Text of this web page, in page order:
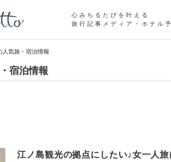
心みちるたびを叶える
旅行記事メディア・ホテル
人気旅・宿泊情報
宿泊情報
江ノ島観光の拠点にしたい♪女一人